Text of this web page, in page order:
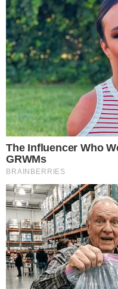
Grupo F: Borussia
Grupo G: Manchester
Grupo H: Real Madrid e
FASE MATA-MATA
Nas oitavas de final, a
IA previu confrontos
Madrid, com vitória
Bayern,onde os
Manchester City
Real Madrid venceu a